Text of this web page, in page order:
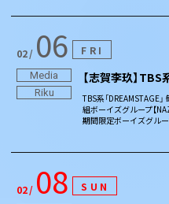
02 06 FRI
Media
Riku
【志賀李玖】TBS
TBS系「DREAMSTAGE
組ボーイズグループ【
期間限定ボーイズグルー
02 08 SUN